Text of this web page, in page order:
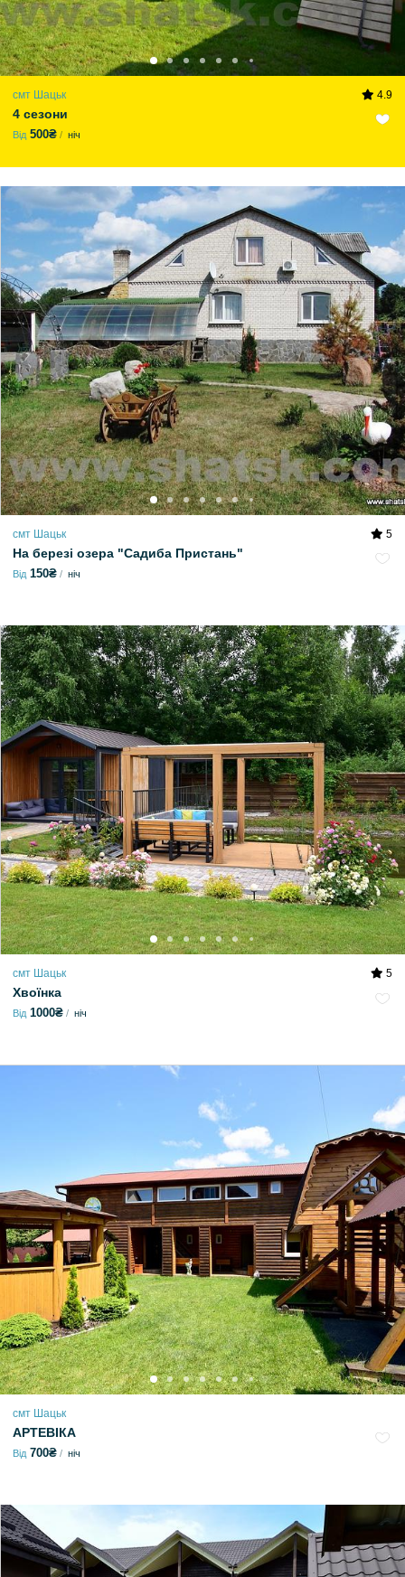
смт Шацьк 4.9
4 сезони
Від 500₴ ніч
смт Шацьк 5
На березі озера "Садиба Пристань"
Від 150₴ ніч
смт Шацьк 5
Хвоїнка
Від 1000₴ ніч
смт Шацьк
АРТЕВІКА
Від 700₴ ніч